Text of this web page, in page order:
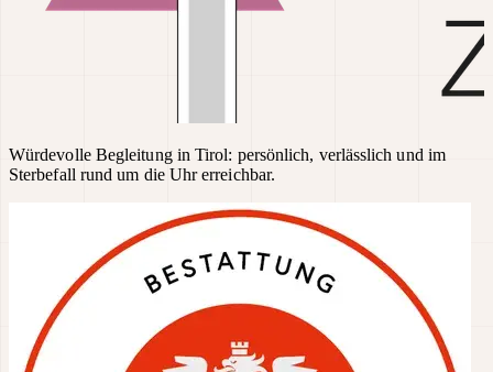
Würdevolle Begleitung in Tirol: persönlich, verlässlich und im
Sterbefall rund um die Uhr erreichbar.